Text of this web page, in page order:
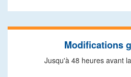
Modifications
Jusqu'à 48 heures avant